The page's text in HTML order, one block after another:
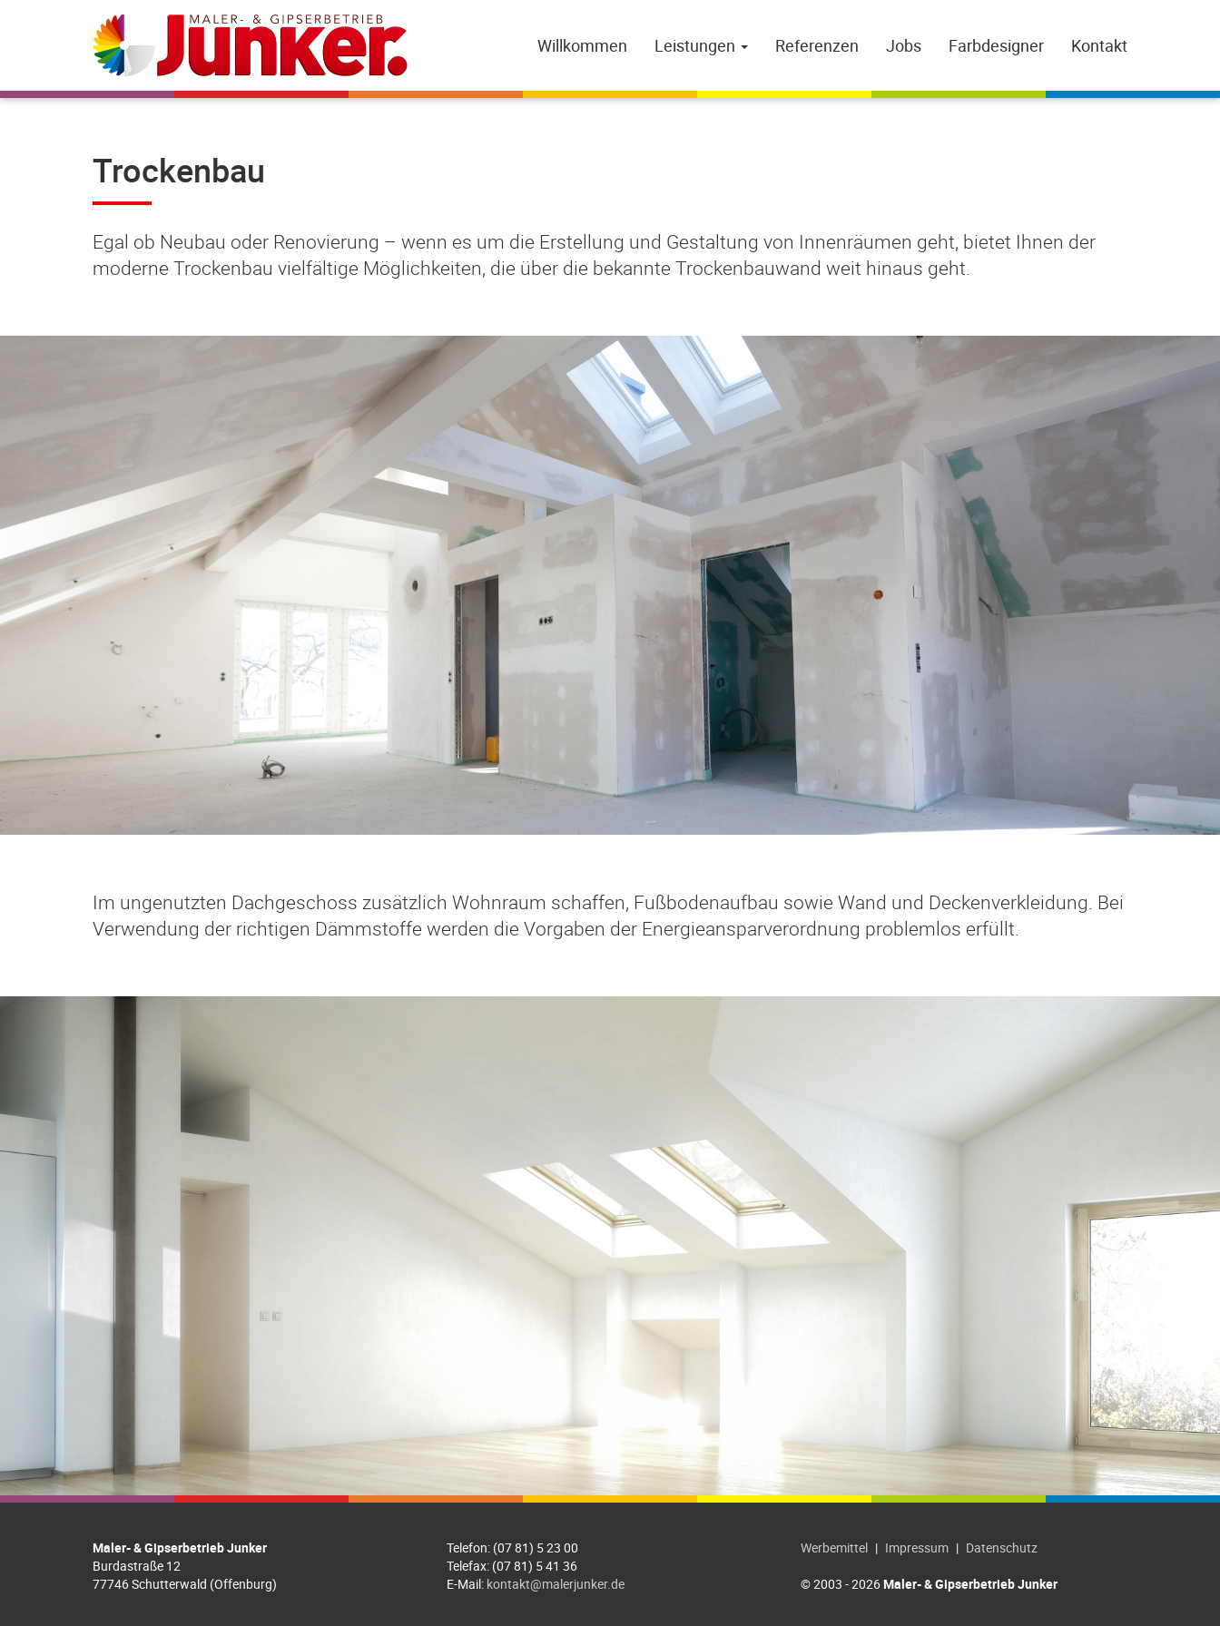
Willkommen Leistungen Referenzen Jobs Farbdesigner Kontakt
Trockenbau
Egal ob Neubau oder Renovierung – wenn es um die Erstellung und Gestaltung von Innenräumen geht, bietet Ihnen der
moderne Trockenbau vielfältige Möglichkeiten, die über die bekannte Trockenbauwand weit hinaus geht.
Im ungenutzten Dachgeschoss zusätzlich Wohnraum schaffen, Fußbodenaufbau sowie Wand und Deckenverkleidung. Bei
Verwendung der richtigen Dämmstoffe werden die Vorgaben der Energieansparverordnung problemlos erfüllt.
Maler- & Gipserbetrieb Junker
Burdastraße 12
77746 Schutterwald (Offenburg)
Telefon: (07 81) 5 23 00
Telefax: (07 81) 5 41 36
E-Mail: kontakt@malerjunker.de
Werbemittel | Impressum | Datenschutz
© 2003 - 2026 Maler- & Gipserbetrieb Junker